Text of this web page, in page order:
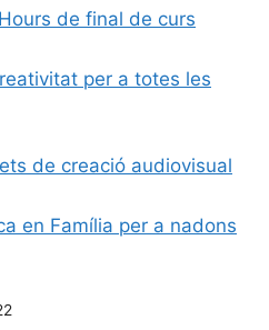
de final de curs
per a totes les
de creació audiovisual
en Família per a nadons